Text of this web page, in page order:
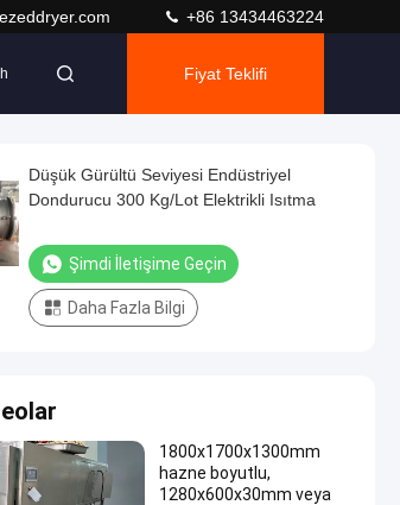
+86 13434463224
Fiyat Teklifi
Düşük Gürültü Seviyesi Endüstriyel
Dondurucu 300 Kg/Lot Elektrikli Isıtma
Şimdi İletişime Geçin
Daha Fazla Bilgi
1800x1700x1300mm
hazne boyutlu,
1280x600x30mm veya